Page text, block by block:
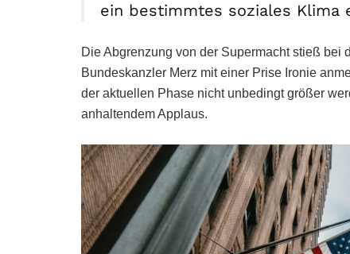
ein bestimmtes soziales Klima
Die Abgrenzung von der Supermacht stieß bei
Bundeskanzler Merz mit einer Prise Ironie
der aktuellen Phase nicht unbedingt größer
anhaltendem Applaus.